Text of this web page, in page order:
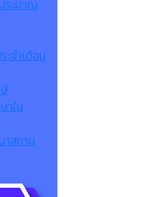
ระมาณ
ะจำเดือน
าใน
สถาน